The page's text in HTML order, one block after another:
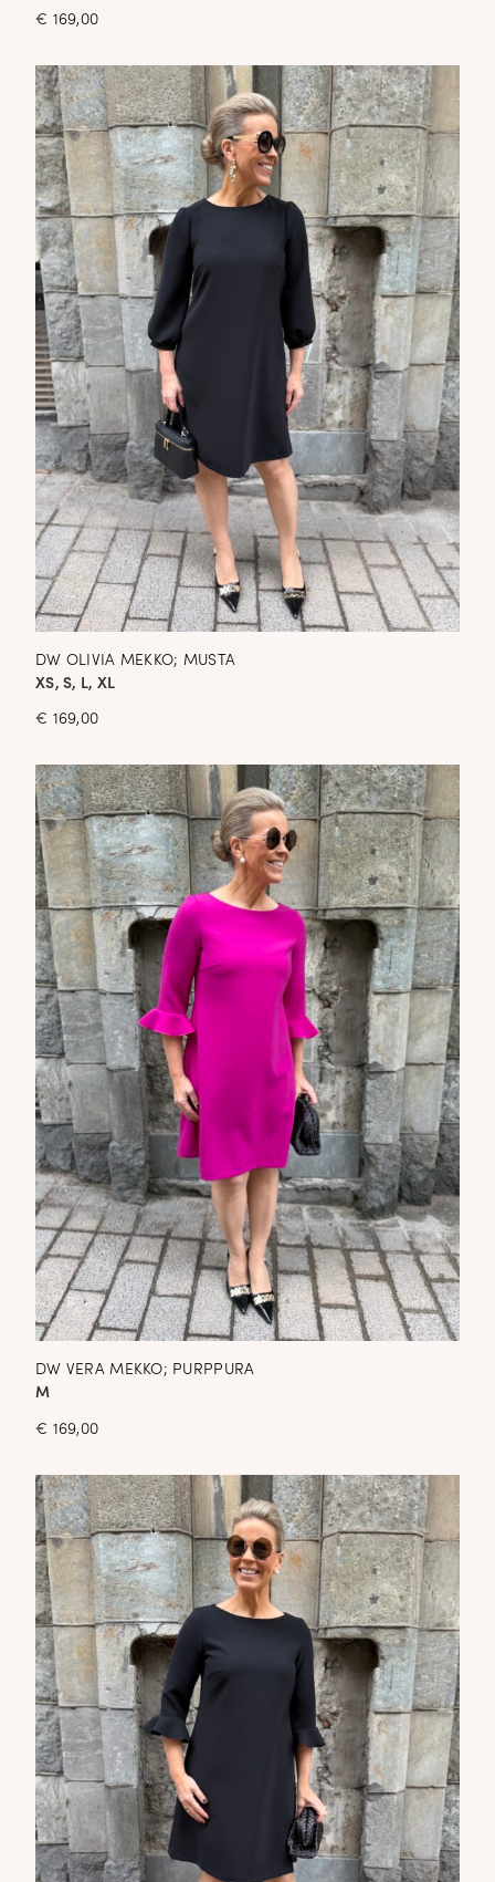
€ 169,00
DW OLIVIA MEKKO; MUSTA
XS, S, L, XL
€ 169,00
DW VERA MEKKO; PURPPURA
M
€ 169,00